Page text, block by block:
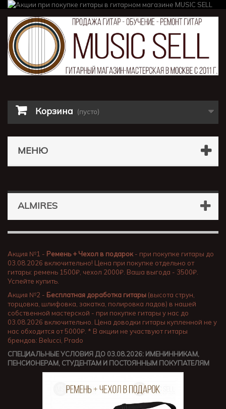
Корзина (пусто)
МЕНЮ
ALMIRES
Акция №1 - Ремень + Чехол в подарок - при покупке гитары до
03.08.2026 включительно! Цена при покупке отдельно от
гитары: ремень 1500₽, чехол 2000₽. Ваша выгода - 3500₽.
Успейте купить.
Акция №2 - Бесплатная доработка гитары (высота струн,
торцовка, шлифовка, закатка, полировка ладов) в нашей
собственной мастерской - при покупке гитары у нас до
03.08.2026 включительно. Цена доводки гитары купленной не у
нас обходится от 5000₽. * В акции не участвуют гитары
брендов: Belucci, Prado
СПЕЦИАЛЬНЫЕ УСЛОВИЯ ДО 03.08.2026: ИМЕНИННИКАМ,
ПЕНСИОНЕРАМ, СТУДЕНТАМ И ПОСТОЯННЫМ ПОКУПАТЕЛЯМ